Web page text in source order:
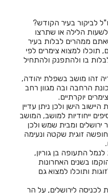
לביקור בעיר הקודש?
הלילה או שתרצו
ממהרים לבלות בעיר
תוכלו למצוא צימרים לפי
בו ולהתפנק ולהתחיל
זהו מושב בשפלת יהודה,
הרחבה ובה מגוון רחב
יוקרתיים.
הישן ולכן ניתן עדיין
ייחודיות למושב, המושב
ומבית שמש ולכן
זוגית שקטה ונעימה
התעופה בן גוריון,
בשנים האחרונות
ותוכלו למצוא גם
לכניסה לירושלים, על הר